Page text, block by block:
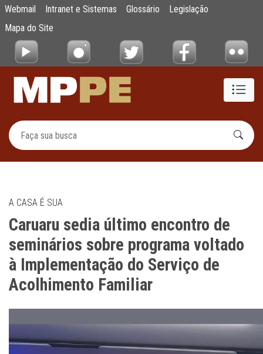
Pular para o Conteúdo principal
Caruaru sedia último encontro de
Webmail Intranet e Sistemas Glossário
Legislação
Mapa do Site
A CASA É SUA
Caruaru sedia último encontro de
seminários sobre programa voltado
à Implementação do Serviço de
Acolhimento Familiar